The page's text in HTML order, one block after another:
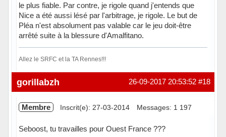
le plus fiable. Par contre, je rigole quand j'entends que
Nice a été aussi lésé par l'arbitrage, je rigole. Le but de
Pléa n'est absolument pas valable car le jeu doit-être
arrêté suite à la blessure d'Amalfitano.
Allez le SRFC et la TA Rennes!!!
Hors ligne #18
26-09-2017 20:53:52
gorillabzh
Membre Inscrit(e): 27-03-2014 Messages: 1 197
Seboost, tu travailles pour Ouest France ???